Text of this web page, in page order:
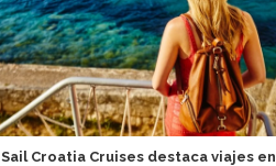
Sail Croatia Cruises destaca viajes en